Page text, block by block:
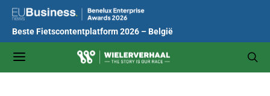
Beste Fietscontentplatform 2026 – België